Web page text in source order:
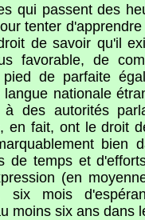
qui passent des
tenter
de savoir qu'il
favorable, de
de parfaite
nationale
des autorités
en fait, ont le droit
bien
de temps et
(en
six mois
moins six ans dans